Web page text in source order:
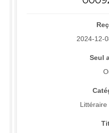
2024-12-
Seul
Littéraire